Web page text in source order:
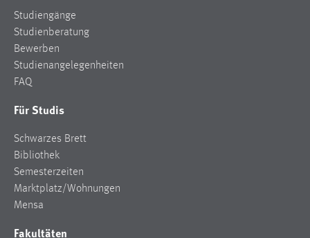
Studiengänge
Studienberatung
Bewerben
Studienangelegenheiten
FAQ
Für Studis
Schwarzes Brett
Bibliothek
Semesterzeiten
Marktplatz/Wohnungen
Mensa
Fakultäten